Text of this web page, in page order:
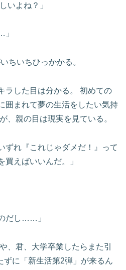
いよね？」
」
ちいちひっかかる。
ラした目は分かる。 初めての
囲まれて夢の生活をしたい気持
、親の目は現実を見ている。
ずれ『これじゃダメだ！』って
買えばいいんだ。」
だし……」
、君、大学卒業したらまた引
ずに「新生活第2弾」が来るん